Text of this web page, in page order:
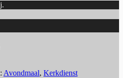
Avondmaal, Kerkdienst